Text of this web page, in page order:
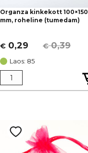
Organza kinkekott 100×150
mm, roheline (tumedam)
€0,39
Algne
hind
oli:
€ 0,39.
€ 0,29
Current
price
is:
€ 0,29.
Laos: 85